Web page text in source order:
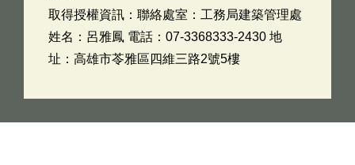
取得授權資訊：聯絡處室：工務局建築管理處
姓名：呂雅鳳 電話：07-3368333-2430 地
址：高雄市苓雅區四維三路2號5樓